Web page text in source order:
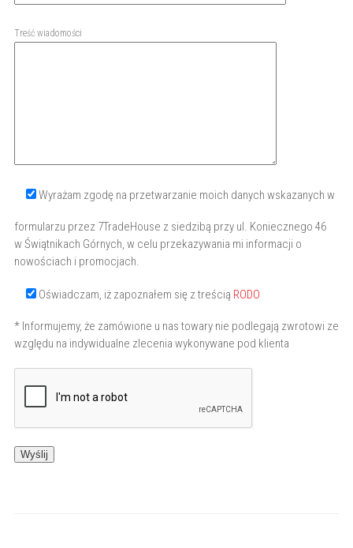
Treść wiadomości
Wyrażam zgodę na przetwarzanie moich danych wskazanych w
formularzu przez 7TradeHouse z siedzibą przy ul. Koniecznego 46
w Świątnikach Górnych, w celu przekazywania mi informacji o
nowościach i promocjach.
Oświadczam, iż zapoznałem się z treścią RODO
* Informujemy, że zamówione u nas towary nie podlegają zwrotowi ze
względu na indywidualne zlecenia wykonywane pod klienta